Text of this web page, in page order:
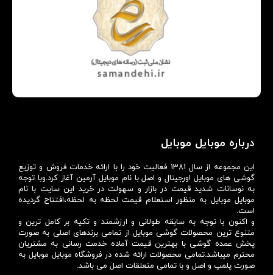
درباره موبایل موبایل
این مجموعه از سال 1381 فعالیت خود را با ارائه خدمات فروش و توزیع
گوشی های موبایل اورجینال و اصل با نام موبایل آرمین آغاز کرد.وبا توجه
به نوسانات شدید قیمت در بازار و سهولت در خرید این سایت با نام
موبایل موبایل به منظور استعلام قیمت لحظه به لحظه،افتتاح گردیده
است.
و اکنون با توجه به سابقه طولانی و ارزشمند و تکیه بر کامل ترین و
متنوع ترین محصولات گوشی موبایل از تمامی برندهای اصلی به صورت
پخش عمده گوشی با بهترین قیمت آماده خدمت رسانی به مشتریان
محترم میباشد.تمامی محصولات ارائه شده در فروشگاه موبایل موبایل به
صورت پلمپ و اصل و با تمامی متعلقات اصل می باشد.